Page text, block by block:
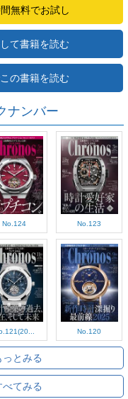
無料でお試し
て書籍を読む
の書籍を読む
ナンバー
No.124 No.123
No.120
っとみる
べてみる